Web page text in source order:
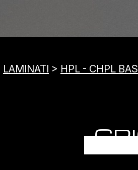
LAMINATI > HPL - CHPL